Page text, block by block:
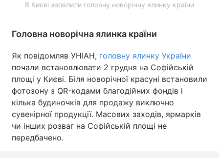
В Києві запалили головну новорічну ялинку країни
Головна новорічна ялинка країни
Як повідомляв УНІАН, головну ялинку України
почали встановлювати 2 грудня на Софійській
площі у Києві. Біля новорічної красуні встановили
фотозону з QR-кодами благодійних фондів і
кілька будиночків для продажу виключно
сувенірної продукції. Масових заходів, ярмарків
чи інших розваг на Софійській площі не
передбачено.